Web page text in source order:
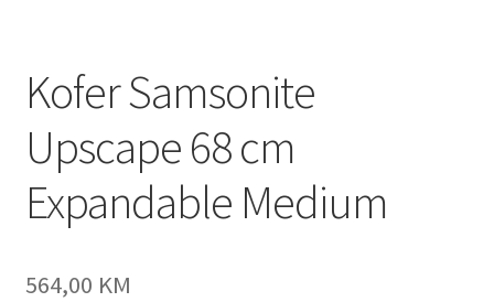
Kofer Samsonite
Upscape 68 cm
Expandable Medium
564,00 KM